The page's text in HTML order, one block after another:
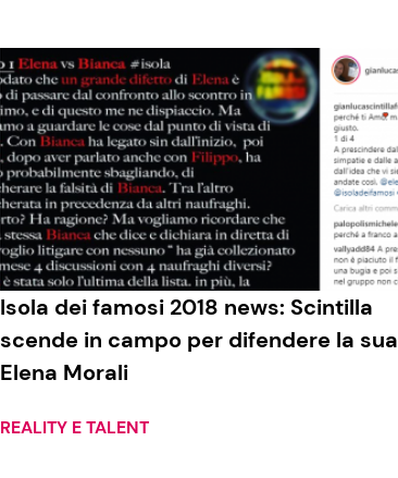
Isola dei famosi 2018 news: Scintilla
scende in campo per difendere la sua
Elena Morali
REALITY E TALENT